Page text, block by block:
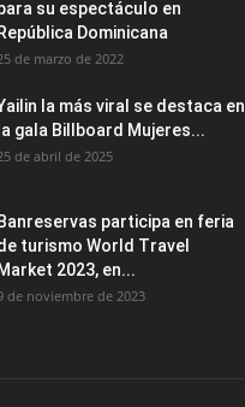
su espectáculo en
República Dominicana
de marzo de 2022
la más viral se destaca en
la gala Billboard Mujeres...
de abril de 2025
Banreservas participa en feria
turismo World Travel
Market 2023, en...
de noviembre de 2023